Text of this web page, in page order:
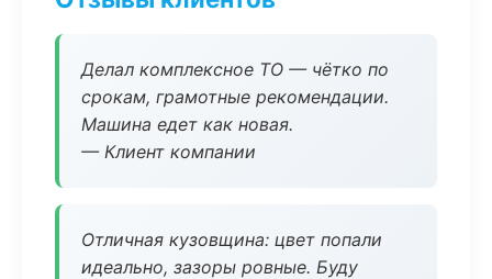
Делал комплексное ТО — чётко по
срокам, грамотные рекомендации.
Машина едет как новая.
— Клиент компании
Отличная кузовщина: цвет попали
идеально, зазоры ровные. Буду